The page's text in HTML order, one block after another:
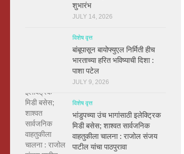
शुभारंभ
JULY 14, 2026
विशेष वृत्त
बांबूपासून बायोफ्युएल निर्मिती हीच
भारताच्या हरित भविष्याची दिशा :
पाशा पटेल
JULY 9, 2026
विशेष वृत्त
भांडुपच्या उंच भागांसाठी इलेक्ट्रिक
मिडी बसेस; शाश्वत सार्वजनिक
वाहतुकीला चालना : राजोल संजय
पाटील यांचा पाठपुरावा